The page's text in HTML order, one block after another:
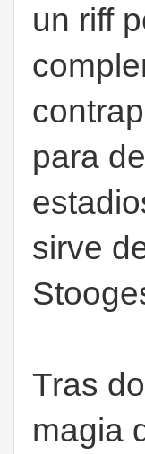
un riff
para
sirve
Tras
magia